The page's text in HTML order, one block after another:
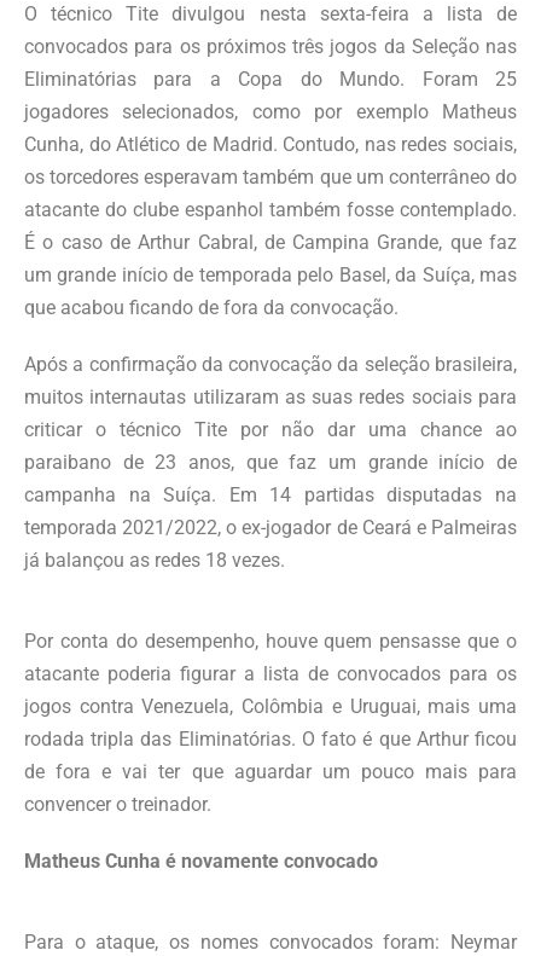
O técnico Tite divulgou nesta sexta-feira a lista de
convocados para os próximos três jogos da Seleção nas
Eliminatórias para a Copa do Mundo. Foram 25
jogadores selecionados, como por exemplo Matheus
Cunha, do Atlético de Madrid. Contudo, nas redes sociais,
os torcedores esperavam também que um conterrâneo do
atacante do clube espanhol também fosse contemplado.
É o caso de Arthur Cabral, de Campina Grande, que faz
um grande início de temporada pelo Basel, da Suíça, mas
que acabou ficando de fora da convocação.
Após a confirmação da convocação da seleção brasileira,
muitos internautas utilizaram as suas redes sociais para
criticar o técnico Tite por não dar uma chance ao
paraibano de 23 anos, que faz um grande início de
campanha na Suíça. Em 14 partidas disputadas na
temporada 2021/2022, o ex-jogador de Ceará e Palmeiras
já balançou as redes 18 vezes.
Por conta do desempenho, houve quem pensasse que o
atacante poderia figurar a lista de convocados para os
jogos contra Venezuela, Colômbia e Uruguai, mais uma
rodada tripla das Eliminatórias. O fato é que Arthur ficou
de fora e vai ter que aguardar um pouco mais para
convencer o treinador.
Matheus Cunha é novamente convocado
Para o ataque, os nomes convocados foram: Neymar